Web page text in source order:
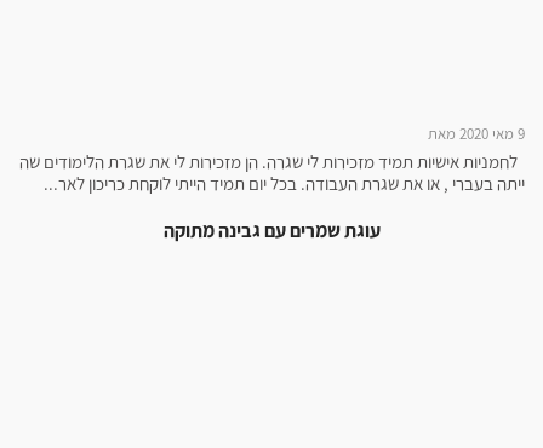
9 מאי 2020 מאת
לחמניות אישיות תמיד מזכירות לי שגרה. הן מזכירות לי את שגרת הלימודים שה
ייתה בעברי , או את שגרת העבודה. בכל יום תמיד הייתי לוקחת כריכון לאר...
עוגת שמרים עם גבינה מתוקה